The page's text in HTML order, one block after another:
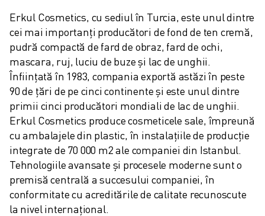
Erkul Cosmetics, cu sediul în Turcia, este unul dintre
cei mai importanți producători de fond de ten cremă,
pudră compactă de fard de obraz, fard de ochi,
mascara, ruj, luciu de buze și lac de unghii.
Înființată în 1983, compania exportă astăzi în peste
90 de țări de pe cinci continente și este unul dintre
primii cinci producători mondiali de lac de unghii.
Erkul Cosmetics produce cosmeticele sale, împreună
cu ambalajele din plastic, în instalațiile de producție
integrate de 70 000 m2 ale companiei din Istanbul.
Tehnologiile avansate și procesele moderne sunt o
premisă centrală a succesului companiei, în
conformitate cu acreditările de calitate recunoscute
la nivel internațional.